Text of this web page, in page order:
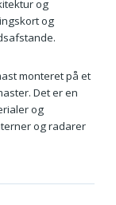
og
og
monteret på et
Det er en
og
og radarer